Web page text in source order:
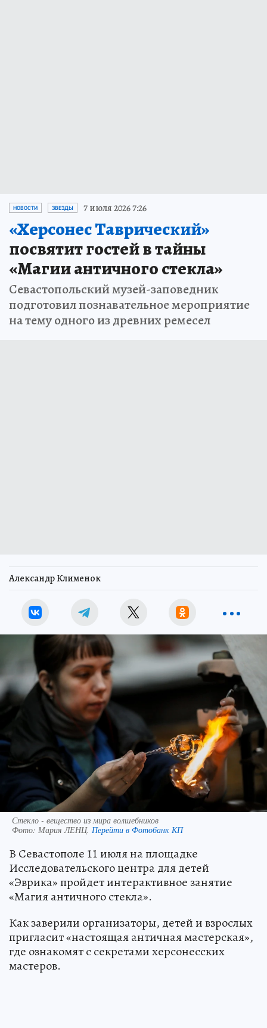
НОВОСТИ ЗВЕЗДЫ 7 июля 2026 7:26
«Херсонес Таврический»
посвятит гостей в тайны
«Магии античного стекла»
Севастопольский музей-заповедник
подготовил познавательное мероприятие
на тему одного из древних ремесел
Александр Клименок
Стекло - вещество из мира волшебников
Фото: Мария ЛЕНЦ. Перейти в Фотобанк КП
В Севастополе 11 июля на площадке
Исследовательского центра для детей
«Эврика» пройдет интерактивное занятие
«Магия античного стекла».
Как заверили организаторы, детей и взрослых
пригласит «настоящая античная мастерская»,
где ознакомят с секретами херсонесских
мастеров.